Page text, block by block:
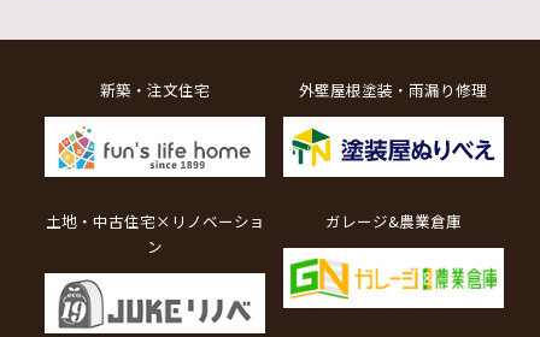
新築・注文住宅 外壁屋根塗装・雨漏り修理
土地・中古住宅×リノベーショ
ン
ガレージ&農業倉庫